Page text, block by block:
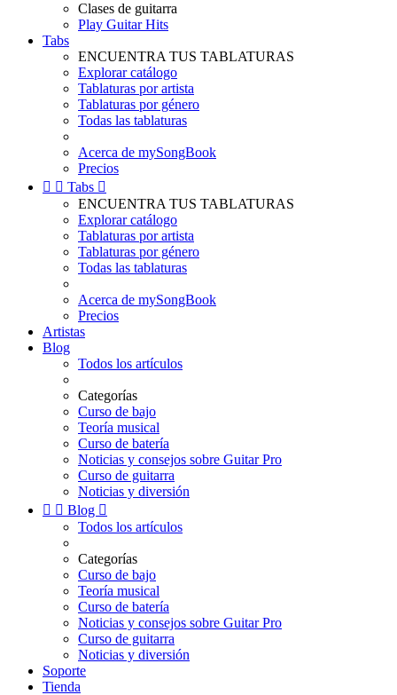
Clases de guitarra
Play Guitar Hits
Tabs
ENCUENTRA TUS TABLATURAS
Explorar catálogo
Tablaturas por artista
Tablaturas por género
Todas las tablaturas
Acerca de mySongBook
Precios
  Tabs 
ENCUENTRA TUS TABLATURAS
Explorar catálogo
Tablaturas por artista
Tablaturas por género
Todas las tablaturas
Acerca de mySongBook
Precios
Artistas
Blog
Todos los artículos
Categorías
Curso de bajo
Teoría musical
Curso de batería
Noticias y consejos sobre Guitar Pro
Curso de guitarra
Noticias y diversión
  Blog 
Todos los artículos
Categorías
Curso de bajo
Teoría musical
Curso de batería
Noticias y consejos sobre Guitar Pro
Curso de guitarra
Noticias y diversión
Soporte
Tienda